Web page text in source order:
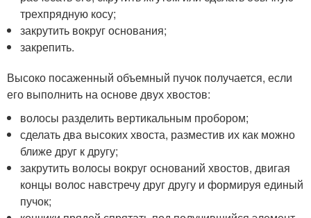
трехпрядную косу;
закрутить вокруг основания;
закрепить.
Высоко посаженный объемный пучок получается, если
его выполнить на основе двух хвостов:
волосы разделить вертикальным пробором;
сделать два высоких хвоста, разместив их как можно
ближе друг к другу;
закрутить волосы вокруг оснований хвостов, двигая
концы волос навстречу друг другу и формируя единый
пучок;